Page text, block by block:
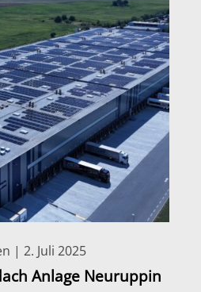
| 2. Juli 2025
Anlage Neuruppin